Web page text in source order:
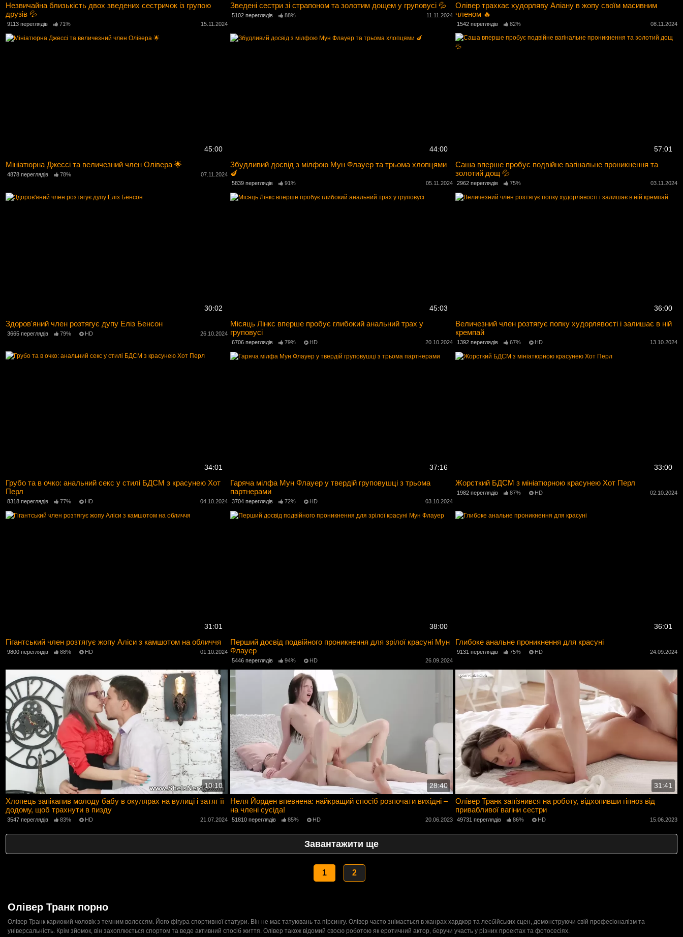
Незвичайна близькість двох зведених сестричок із групою
друзів 💦
9113 переглядів 71% 15.11.2024
Зведені сестри зі страпоном та золотим дощем у груповусі 💦
5102 переглядів 88% 11.11.2024
Олівер трахкає худорляву Аліану в жопу своїм масивним
членом 🔥
1542 переглядів 82% 08.11.2024
45:00
Мініатюрна Джессі та величезний член Олівера 🌟
4878 переглядів 78% 07.11.2024
44:00
Збудливий досвід з мілфою Мун Флауер та трьома хлопцями
🍆
5839 переглядів 91% 05.11.2024
57:01
Саша вперше пробує подвійне вагінальне проникнення та
золотий дощ 💦
2962 переглядів 75% 03.11.2024
30:02
Здоров'яний член розтягує дупу Еліз Бенсон
3665 переглядів 79% HD 26.10.2024
45:03
Місяць Лінкс вперше пробує глибокий анальний трах у
груповусі
6706 переглядів 79% HD 20.10.2024
36:00
Величезний член розтягує попку худорлявості і залишає в ній
кремпай
1392 переглядів 67% HD 13.10.2024
34:01
Грубо та в очко: анальний секс у стилі БДСМ з красунею Хот
Перл
8318 переглядів 77% HD 04.10.2024
37:16
Гаряча мілфа Мун Флауер у твердій груповушці з трьома
партнерами
3704 переглядів 72% HD 03.10.2024
33:00
Жорсткий БДСМ з мініатюрною красунею Хот Перл
1982 переглядів 87% HD 02.10.2024
31:01
Гігантський член розтягує жопу Аліси з камшотом на обличчя
9800 переглядів 88% HD 01.10.2024
38:00
Перший досвід подвійного проникнення для зрілої красуні Мун
Флауер
5446 переглядів 94% HD 26.09.2024
36:01
Глибоке анальне проникнення для красуні
9131 переглядів 75% HD 24.09.2024
10:10
Хлопець запікапив молоду бабу в окулярах на вулиці і затяг її
додому, щоб трахнути в пизду
3547 переглядів 83% HD 21.07.2024
28:40
Неля Йорден впевнена: найкращий спосіб розпочати вихідні –
на члені сусіда!
51810 переглядів 85% HD 20.06.2023
31:41
Олівер Транк запізнився на роботу, відхопивши гіпноз від
привабливої ​​вагіни сестри
49731 переглядів 86% HD 15.06.2023
Завантажити ще
1 2
Олівер Транк порно
Олівер Транк кариокий чоловік з темним волоссям. Його фігура спортивної статури. Він не має татуювань та пірсингу. Олівер часто знімається в жанрах хардкор та лесбійських сцен, демонструючи свій професіоналізм та
універсальність. Крім зйомок, він захоплюється спортом та веде активний спосіб життя. Олівер також відомий своєю роботою як еротичний актор, беручи участь у різних проектах та фотосесіях.